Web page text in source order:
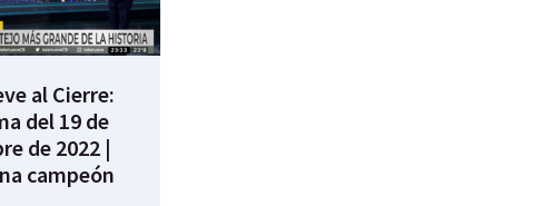
al Cierre:
del 19 de
de 2022 |
campeón